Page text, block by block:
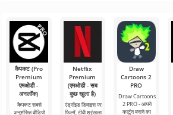
से यात्रा
कैपकट (Pro
Premium
एमओडी -
अनलॉक)
कैपकट सबसे
अनुशंसित वीडियो
Netflix
Premium
(एमओडी - सब
कुछ खुला है)
एंड्रॉइड डिवाइस पर
फिल्में, टीवी श्रृंखला
Draw
Cartoons 2
PRO
Draw Cartoons
2 PRO - आपने
कार्टून बनाने का